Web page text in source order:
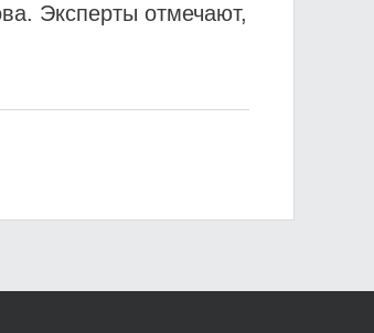
Эксперты отмечают,